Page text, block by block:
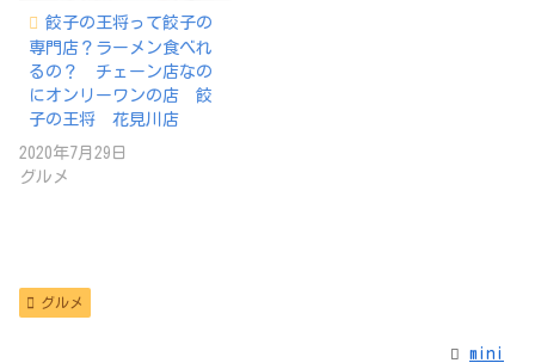
餃子の王将って餃子の
専門店？ラーメン食べれ
るの？ チェーン店なの
にオンリーワンの店 餃
子の王将 花見川店
2020年7月29日
グルメ
グルメ
mini